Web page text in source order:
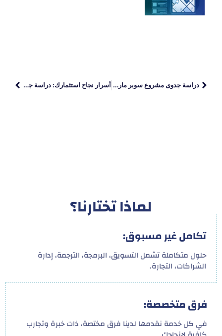
دراسة جدوى مشروع سوبر ماركت أسرار نجاح استثمارك: دراسة جدوى مشروع مطعم شعبي
لماذا تختارنا؟
تكامل غير مسبوق:
حلول متكاملة تشمل التسويق، البرمجة، الترجمة، إدارة
الشراكات، التجارة.
فرق متخصصة:
في كل خدمة نقدمها لدينا فرق مختصة، ذات خبرة وتجارب